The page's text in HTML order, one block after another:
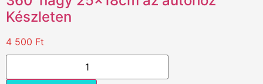
Készleten
4 500 Ft